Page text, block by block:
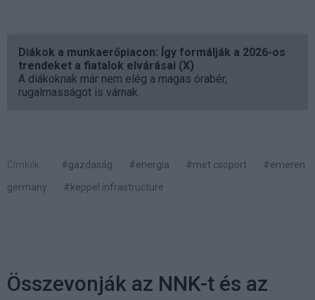
Diákok a munkaerőpiacon: Így formálják a 2026-os
trendeket a fiatalok elvárásai (X)
A diákoknak már nem elég a magas órabér,
rugalmasságot is várnak.
Címkék: #gazdaság #energia #met csoport
#emeren
germany
#keppel infrastructure
Összevonják az NNK-t és az